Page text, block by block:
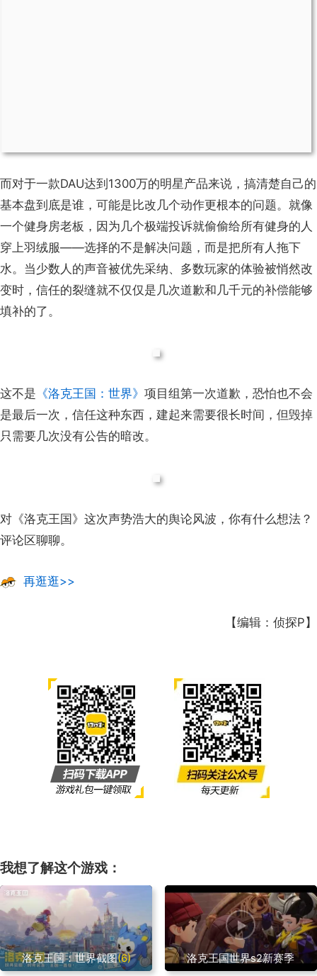
而对于一款DAU达到1300万的明星产品来说，搞清楚自己的
基本盘到底是谁，可能是比改几个动作更根本的问题。就像
一个健身房老板，因为几个极端投诉就偷偷给所有健身的人
穿上羽绒服——选择的不是解决问题，而是把所有人拖下
水。当少数人的声音被优先采纳、多数玩家的体验被悄然改
变时，信任的裂缝就不仅仅是几次道歉和几千元的补偿能够
填补的了。
这不是 《洛克王国：世界》 项目组第一次道歉，恐怕也不会
是最后一次 ， 信任这种东西，建起来需要很长时间，但毁掉
只需要几次没有公告的暗改。
对《洛克王国》这次声势浩大的舆论风波，你有什么想法？
评论区聊聊。
再逛逛>>
【编辑：侦探P】
我想了解这个游戏：
洛克王国：世界截图(6)
洛克王国世界s2新赛季